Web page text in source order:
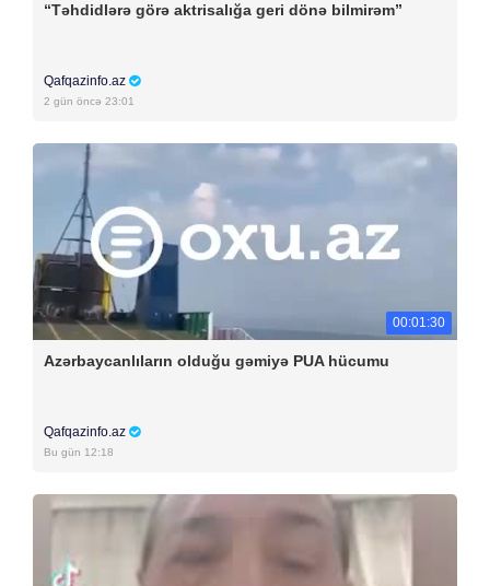
“Təhdidlərə görə aktrisalığa geri dönə bilmirəm”
Qafqazinfo.az
2 gün öncə 23:01
00:01:30
Azərbaycanlıların olduğu gəmiyə PUA hücumu
Qafqazinfo.az
Bu gün 12:18